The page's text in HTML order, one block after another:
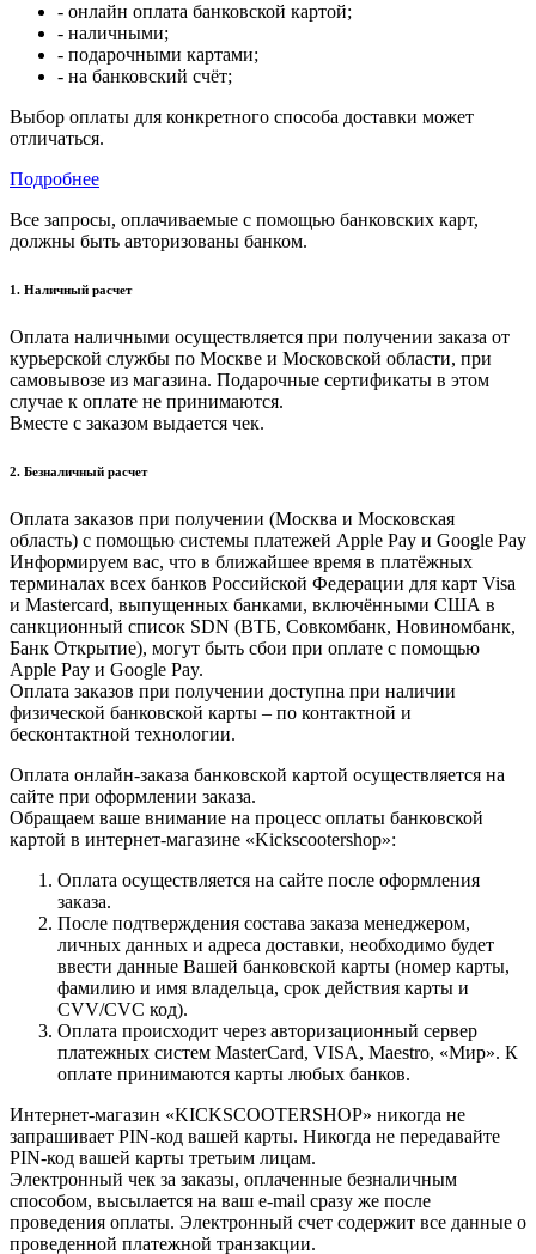
- онлайн оплата банковской картой;
- наличными;
- подарочными картами;
- на банковский счёт;
Выбор оплаты для конкретного способа доставки может
отличаться.
Подробнее
Все запросы, оплачиваемые с помощью банковских карт,
должны быть авторизованы банком.
1. Наличный расчет
Оплата наличными осуществляется при получении заказа от
курьерской службы по Москве и Московской области, при
самовывозе из магазина. Подарочные сертификаты в этом
случае к оплате не принимаются.
Вместе с заказом выдается чек.
2. Безналичный расчет
Оплата заказов при получении (Москва и Московская
область) с помощью системы платежей Apple Pay и Google Pay
Информируем вас, что в ближайшее время в платёжных
терминалах всех банков Российской Федерации для карт Visa
и Masterсard, выпущенных банками, включёнными США в
санкционный список SDN (ВТБ, Совкомбанк, Новиномбанк,
Банк Открытие), могут быть сбои при оплате с помощью
Apple Pay и Google Pay.
Оплата заказов при получении доступна при наличии
физической банковской карты – по контактной и
бесконтактной технологии.
Оплата онлайн-заказа банковской картой осуществляется на
сайте при оформлении заказа.
Обращаем ваше внимание на процесс оплаты банковской
картой в интернет-магазине «Kickscootershop»:
Оплата осуществляется на сайте после оформления
заказа.
После подтверждения состава заказа менеджером,
личных данных и адреса доставки, необходимо будет
ввести данные Вашей банковской карты (номер карты,
фамилию и имя владельца, срок действия карты и
CVV/CVC код).
Оплата происходит через авторизационный сервер
платежных систем MasterCard, VISA, Maestro, «Мир». К
оплате принимаются карты любых банков.
Интернет-магазин «KICKSCOOTERSHOP» никогда не
запрашивает PIN-код вашей карты. Никогда не передавайте
PIN-код вашей карты третьим лицам.
Электронный чек за заказы, оплаченные безналичным
способом, высылается на ваш e-mail сразу же после
проведения оплаты. Электронный счет содержит все данные о
проведенной платежной транзакции.